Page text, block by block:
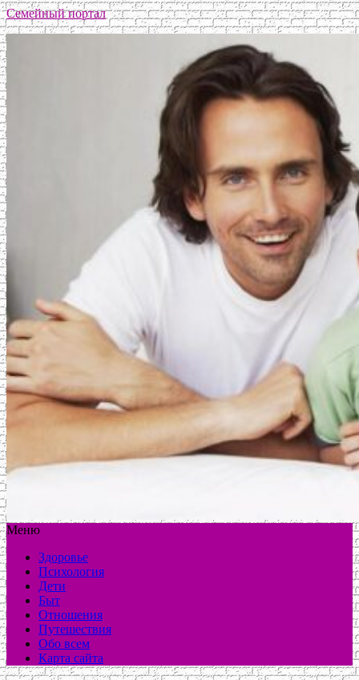
Семейный портал
Меню
Здоровье
Психология
Дети
Быт
Отношения
Путешествия
Обо всем
Карта сайта